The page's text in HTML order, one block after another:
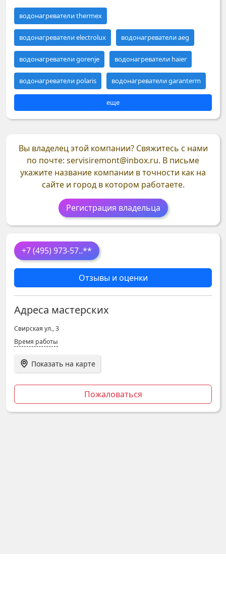
+7 (495) 973-57..**
Отзывы и оценки
Адреса мастерских
Свирская ул., 3
Время работы
Показать на карте
Пожаловаться
водонагреватели thermex
водонагреватели electrolux водонагреватели aeg
водонагреватели gorenje водонагреватели haier
водонагреватели polaris водонагреватели garanterm
еще
Вы владелец этой компании? Свяжитесь с нами
по почте: servisiremont@inbox.ru. В письме
укажите название компании в точности как на
сайте и город в котором работаете.
Регистрация владельца